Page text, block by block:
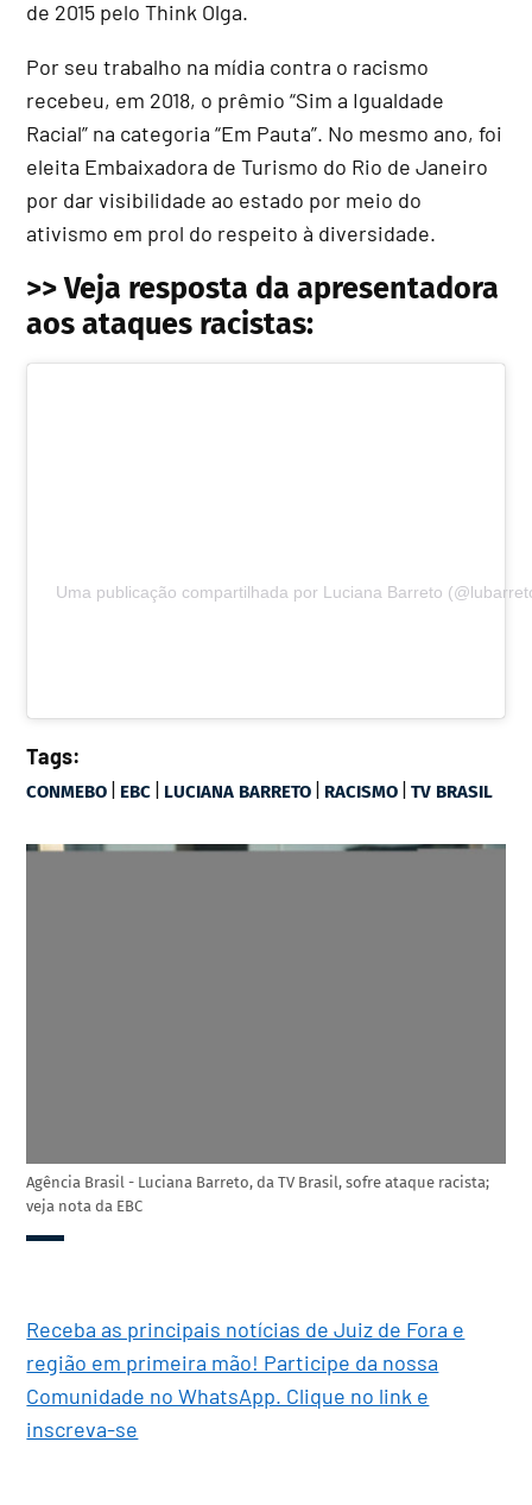
de 2015 pelo Think Olga.
Por seu trabalho na mídia contra o racismo
recebeu, em 2018, o prêmio “Sim a Igualdade
Racial” na categoria “Em Pauta”. No mesmo ano, foi
eleita Embaixadora de Turismo do Rio de Janeiro
por dar visibilidade ao estado por meio do
ativismo em prol do respeito à diversidade.
>> Veja resposta da apresentadora
aos ataques racistas:
Uma publicação compartilhada por Luciana Barreto
Tags:
CONMEBO | EBC | LUCIANA BARRETO | RACISMO |TV BRASIL
Agência Brasil - Luciana Barreto, da TV Brasil, sofre ataque racista;
veja nota da EBC
Receba as principais notícias de Juiz de Fora e
região em primeira mão! Participe da nossa
Comunidade no WhatsApp. Clique no link e
inscreva-se